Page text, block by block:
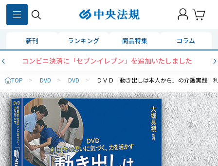
新刊 ランキング 商品特集 コラム
コンビニ決済に「セブンイレブン」を追加いたしました
TOP > DVD > DVD > ＤＶＤ「動き出しは本人から」の介護実践